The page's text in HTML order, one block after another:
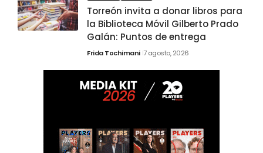
Torreón invita a donar libros para
la Biblioteca Móvil Gilberto Prado
Galán: Puntos de entrega
Frida Tochimani 7 agosto, 2026